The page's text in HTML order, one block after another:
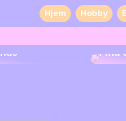
Hjem Hobby
Find